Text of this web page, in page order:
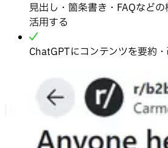
見出し・箇条書き・FAQなど
活用する
ChatGPTにコンテンツを要約